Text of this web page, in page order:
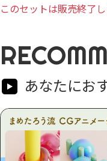
このセットは販売終了し
あなたにお